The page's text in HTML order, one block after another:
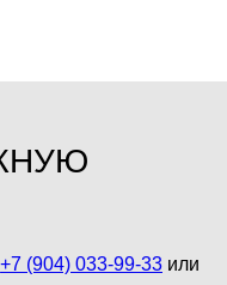
+7 (904) 033-99-33 или